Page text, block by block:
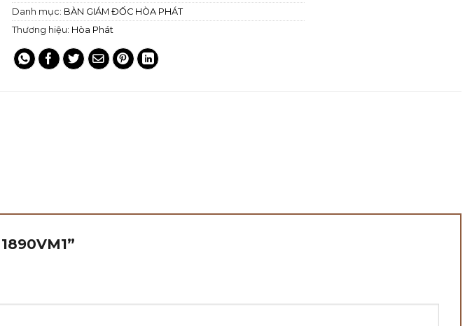
Danh mục: BÀN GIÁM ĐỐC HÒA PHÁT
Thương hiệu: Hòa Phát